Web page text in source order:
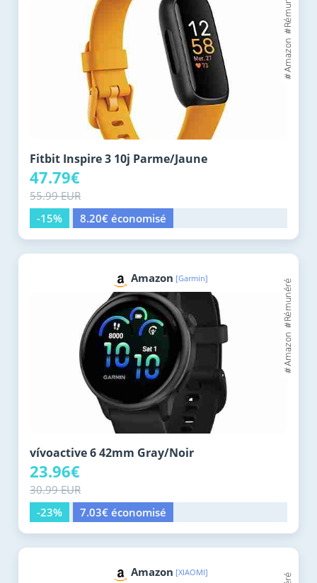
Fitbit Inspire 3 10j Parme/Jaune
47.79€
55.99 EUR
-15%
8.20€ économisé
Amazon [Garmin]
vívoactive 6 42mm Gray/Noir
23.96€
30.99 EUR
-23%
7.03€ économisé
Amazon [XIAOMI]